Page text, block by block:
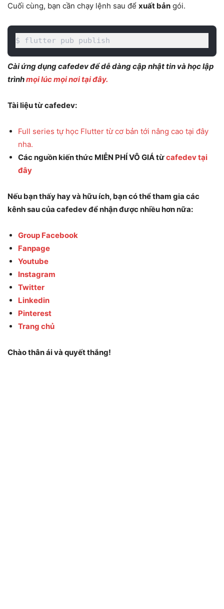
Cuối cùng, bạn cần chạy lệnh sau để xuất bản gói.
$ flutter pub publish
Cài ứng dụng cafedev để dễ dàng cập nhật tin và học lập
trìnhmọi lúc mọi nơi tại đây.
Tài liệu từ cafedev:
Full series tự học Flutter từ cơ bản tới nâng cao tại đây
nha.
Các nguồn kiến thức MIỄN PHÍ VÔ GIÁ từcafedev tại
đây
Nếu bạn thấy hay và hữu ích, bạn có thể tham gia các
kênh sau của cafedev để nhận được nhiều hơn nữa:
Group Facebook
Fanpage
Youtube
Instagram
Twitter
Linkedin
Pinterest
Trang chủ
Chào thân ái và quyết thắng!